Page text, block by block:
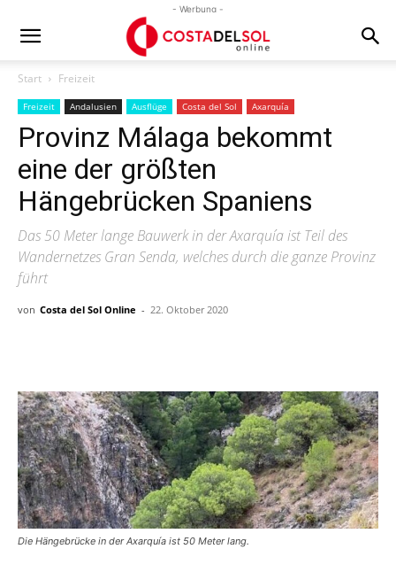
- Werbung -
Start Freizeit
Freizeit Andalusien Ausflüge Costa del Sol Axarquía
Provinz Málaga bekommt
eine der größten
Hängebrücken Spaniens
Das 50 Meter lange Bauwerk in der Axarquía ist Teil des
Wandernetzes Gran Senda, welches durch die ganze Provinz
führt
von Costa del Sol Online - 22. Oktober 2020
Die Hängebrücke in der Axarquía ist 50 Meter lang.